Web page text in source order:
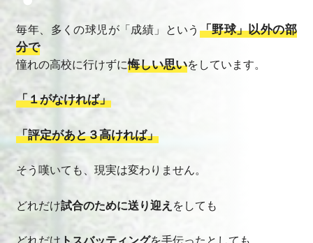
毎年、多くの球児が「成績」という 「野球」以外の部
分で
憧れの高校に行けずに悔しい思いをしています。
「１がなければ」
「評定があと３高ければ」
そう嘆いても、現実は変わりません。
どれだけ試合のために送り迎えをしても